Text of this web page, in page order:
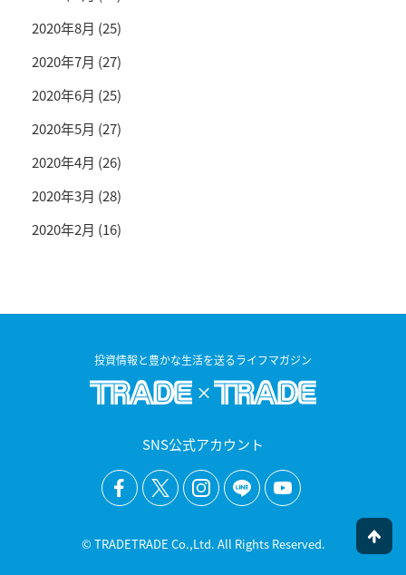
2020年8月 (25)
2020年7月 (27)
2020年6月 (25)
2020年5月 (27)
2020年4月 (26)
2020年3月 (28)
2020年2月 (16)
投資情報と豊かな生活を送るライフマガジン
SNS公式アカウント
© TRADETRADE Co.,Ltd. All Rights Reserved.